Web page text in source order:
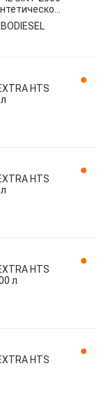
HTS
HTS
HTS
л
HTS